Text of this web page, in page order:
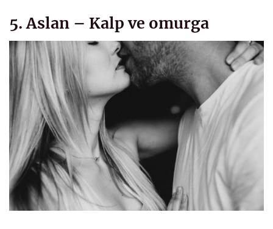
5. Aslan – Kalp ve omurga